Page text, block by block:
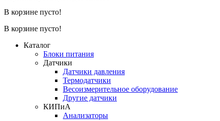
В корзине пусто!
В корзине пусто!
Каталог
Блоки питания
Датчики
Датчики давления
Термодатчики
Весоизмерительное оборудование
Другие датчики
КИПиА
Анализаторы